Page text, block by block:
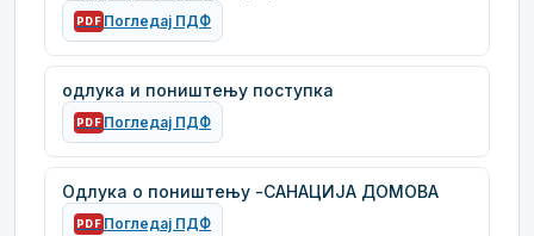
PDF Погледај ПДФ
одлука и поништењу поступка
PDF Погледај ПДФ
Одлука о поништењу -САНАЦИЈА ДОМОВА
PDF Погледај ПДФ